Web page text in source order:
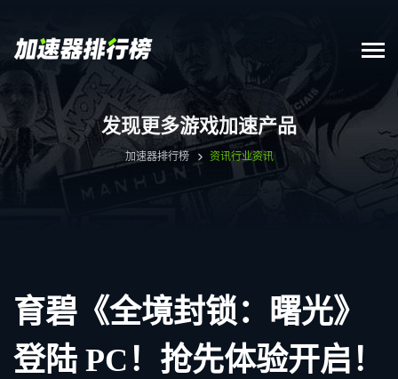
发现更多游戏加速产品
加速器排行榜 资讯行业资讯
育碧《全境封锁：曙光》
登陆 PC！抢先体验开启！